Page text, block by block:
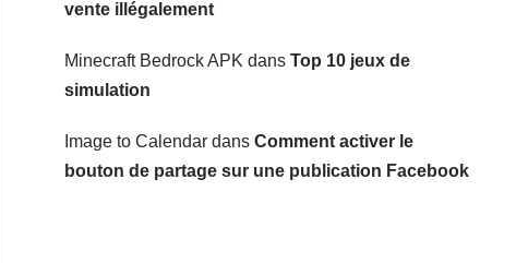
vente illégalement
Minecraft Bedrock APK dans Top 10 jeux de
simulation
Image to Calendardans Comment activer le
bouton de partage sur une publication Facebook